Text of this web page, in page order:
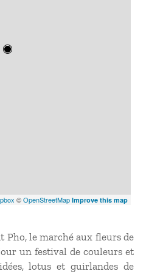
©OpenStreetMap Improve this map
Pho, le marché aux fleurs de
un festival de couleurs et
lotus et guirlandes de